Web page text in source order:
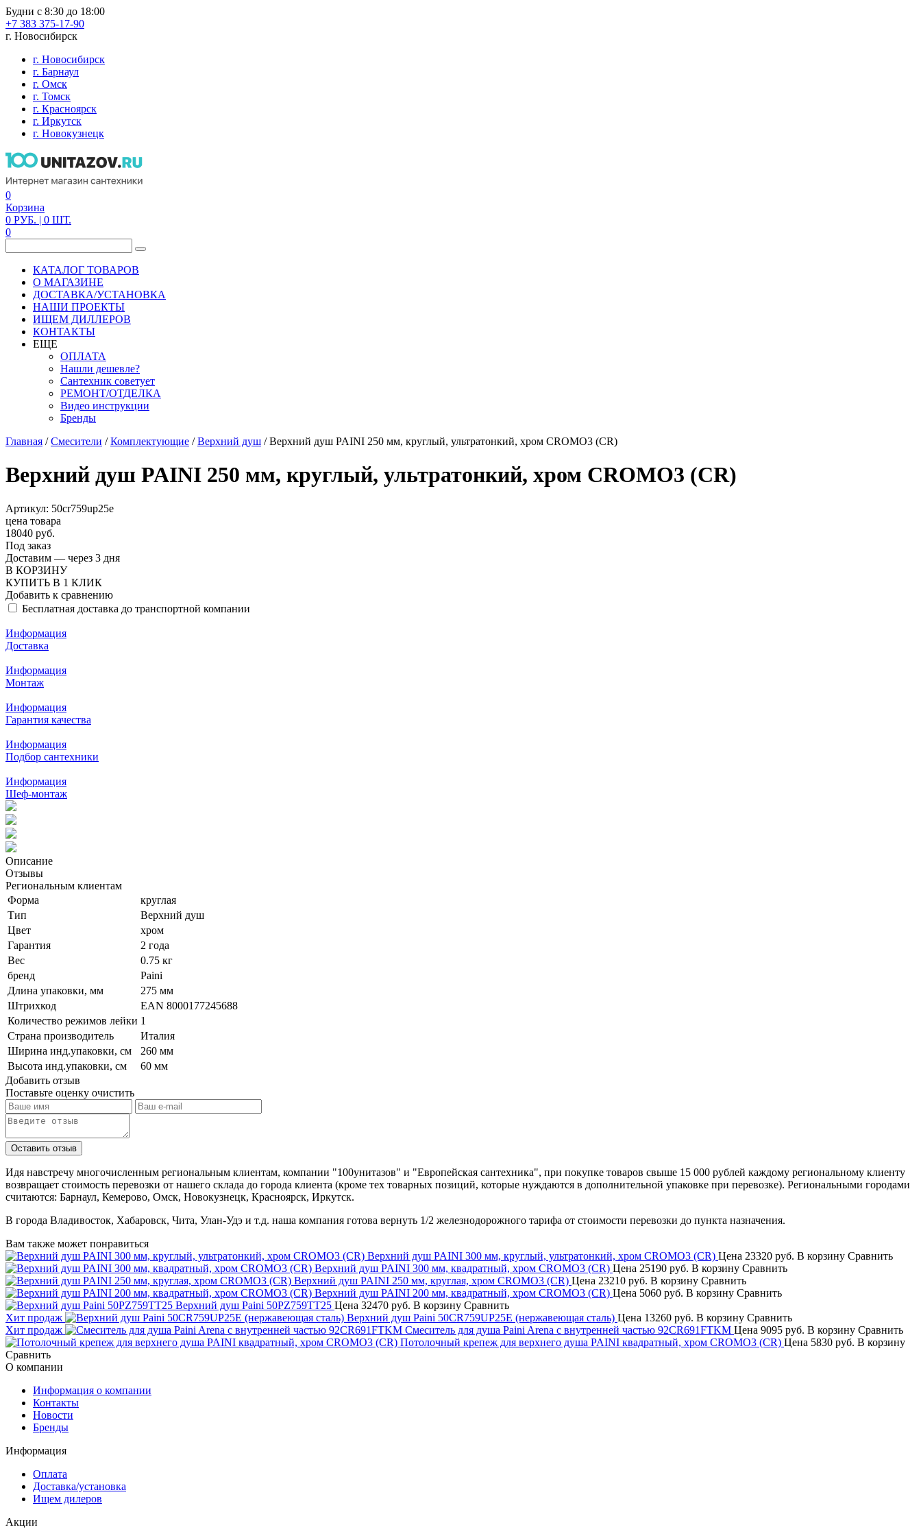
Будни с 8:30 до 18:00
+7 383 375-17-90
г. Новосибирск
г. Новосибирск
г. Барнаул
г. Омск
г. Томск
г. Красноярск
г. Иркутск
г. Новокузнецк
0
Корзина
0 РУБ. | 0 ШТ.
0
КАТАЛОГ ТОВАРОВ
О МАГАЗИНЕ
ДОСТАВКА/УСТАНОВКА
НАШИ ПРОЕКТЫ
ИЩЕМ ДИЛЛЕРОВ
КОНТАКТЫ
ЕЩЕ
ОПЛАТА
Нашли дешевле?
Сантехник советует
РЕМОНТ/ОТДЕЛКА
Видео инструкции
Бренды
Главная /Смесители /Комплектующие /Верхний душ /Верхний душ PAINI 250 мм, круглый, ультратонкий, хром CROMO3 (CR)
Верхний душ PAINI 250 мм, круглый, ультратонкий, хром CROMO3 (CR)
Артикул: 50cr759up25e
цена товара
18040 руб.
Под заказ
Доставим — через 3 дня
В КОРЗИНУ
КУПИТЬ В 1 КЛИК
Добавить к сравнению
Бесплатная доставка до транспортной компании
Информация
Доставка
Информация
Монтаж
Информация
Гарантия качества
Информация
Подбор сантехники
Информация
Шеф-монтаж
Описание
Отзывы
Региональным клиентам
Форма
круглая
Тип
Верхний душ
Цвет
хром
Гарантия
2 года
Вес
0.75 кг
бренд
Paini
Длина упаковки, мм
275 мм
Штрихкод
EAN 8000177245688
Количество режимов лейки 1
Страна производитель
Италия
Ширина инд.упаковки, см
260 мм
Высота инд.упаковки, см
60 мм
Добавить отзыв
Поставьте оценку очистить
Идя навстречу многочисленным региональным клиентам, компании "100унитазов" и "Европейская сантехника", при покупке товаров свыше 15 000 рублей каждому региональному клиенту
возвращает стоимость перевозки от нашего склада до города клиента (кроме тех товарных позиций, которые нуждаются в дополнительной упаковке при перевозке). Региональными городами
считаются: Барнаул, Кемерово, Омск, Новокузнецк, Красноярск, Иркутск.
В города Владивосток, Хабаровск, Чита, Улан-Удэ и т.д. наша компания готова вернуть 1/2 железнодорожного тарифа от стоимости перевозки до пункта назначения.
Вам также может понравиться
Верхний душ PAINI 300 мм, круглый, ультратонкий, хром CROMO3 (CR) Цена 23320 руб. В корзину Сравнить
Верхний душ PAINI 300 мм, квадратный, хром CROMO3 (CR) Цена 25190 руб. В корзину Сравнить
Верхний душ PAINI 250 мм, круглая, хром CROMO3 (CR) Цена 23210 руб. В корзину Сравнить
Верхний душ PAINI 200 мм, квадратный, хром CROMO3 (CR) Цена 5060 руб. В корзину Сравнить
Верхний душ Paini 50PZ759TT25 Цена 32470 руб. В корзину Сравнить
Хит продаж
Верхний душ Paini 50CR759UP25E (нержавеющая сталь) Цена 13260 руб. В корзину Сравнить
Хит продаж
Смеситель для душа Paini Arena с внутренней частью 92CR691FTKM Цена 9095 руб. В корзину Сравнить
Потолочный крепеж для верхнего душа PAINI квадратный, хром CROMO3 (CR) Цена 5830 руб. В корзину
Сравнить
О компании
Информация о компании
Контакты
Новости
Бренды
Информация
Оплата
Доставка/установка
Ищем дилеров
Акции